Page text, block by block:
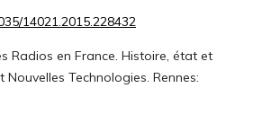
14021.2015.228432
Radios en France. Histoire, état et
Nouvelles Technologies. Rennes: